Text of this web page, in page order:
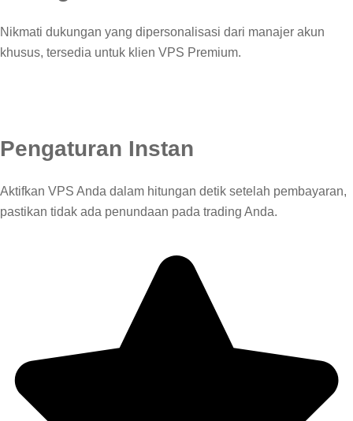
Nikmati dukungan yang dipersonalisasi dari manajer akun
khusus, tersedia untuk klien VPS Premium.
Pengaturan Instan
Aktifkan VPS Anda dalam hitungan detik setelah pembayaran,
pastikan tidak ada penundaan pada trading Anda.